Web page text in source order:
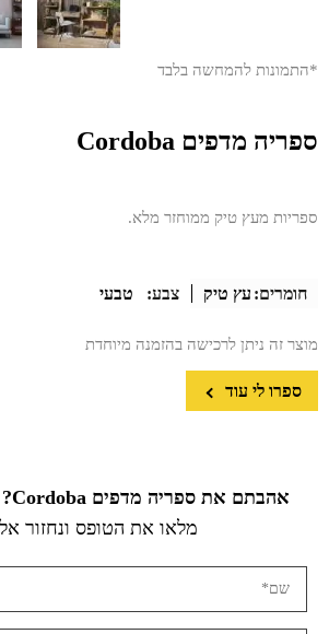
*התמונות להמחשה בלבד
ספריה מדפים Cordoba
ספריות מעץ טיק ממוחזר מלא.
חומרים: עץ טיק צבע: טבעי
מוצר זה ניתן לרכישה בהזמנה מיוחדת
ספרו לי עוד
אהבתם את ספריה מדפים Cordoba? יש לכם שאלה?
מלאו את הטופס ונחזור